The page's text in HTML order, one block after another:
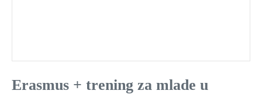
Erasmus + trening za mlade u